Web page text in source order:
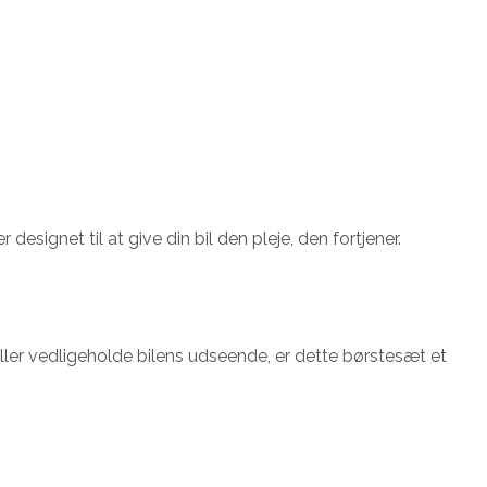
til at give din bil den pleje, den fortjener.
vedligeholde bilens udseende, er dette børstesæt et